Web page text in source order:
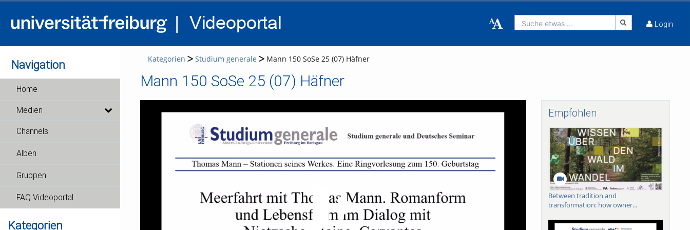
Suche etwas ... Login
Navigation
Home
Medien
Channels
Alben
Gruppen
FAQ Videoportal
Kategorien
Kategorien Studium generale Mann 150 SoSe 25 (07) Häfner
Mann 150 SoSe 25 (07) Häfner
Empfohlen
Between tradition and
transformation: how owner...